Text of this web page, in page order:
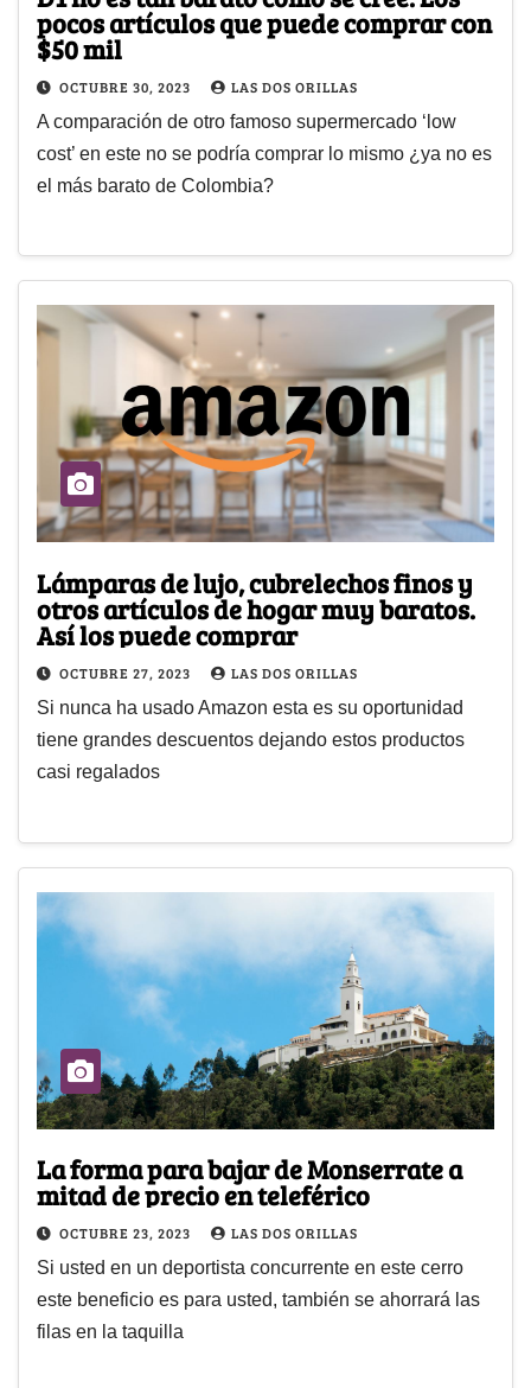
pocos artículos que puede comprar con
$50 mil
OCTUBRE 30, 2023 LAS DOS ORILLAS
A comparación de otro famoso supermercado ‘low
cost’ en este no se podría comprar lo mismo ¿ya no es
el más barato de Colombia?
Lámparas de lujo, cubrelechos finos y
otros artículos de hogar muy baratos.
Así los puede comprar
OCTUBRE 27, 2023 LAS DOS ORILLAS
Si nunca ha usado Amazon esta es su oportunidad
tiene grandes descuentos dejando estos productos
casi regalados
La forma para bajar de Monserrate a
mitad de precio en teleférico
OCTUBRE 23, 2023 LAS DOS ORILLAS
Si usted en un deportista concurrente en este cerro
este beneficio es para usted, también se ahorrará las
filas en la taquilla